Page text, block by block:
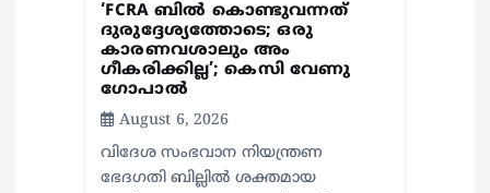
‘FCRA ബിൽ കൊണ്ടുവന്നത്
ദുരുദ്ദേശ്യത്തോടെ; ഒരു
കാരണവശാലും അം​
ഗീകരിക്കില്ല’; കെസി വേണു​
ഗോപാൽ
August 6, 2026
വിദേശ സംഭവാന നിയന്ത്രണ
ഭേദഗതി ബില്ലിൽ ശക്തമായ